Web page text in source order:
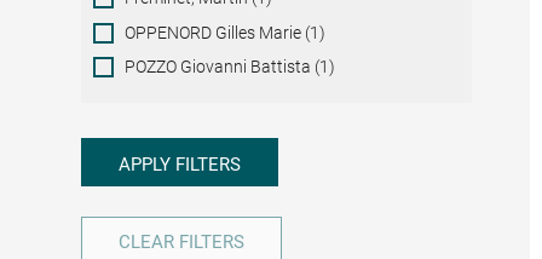
OPPENORD Gilles Marie (1)
POZZO Giovanni Battista (1)
APPLY FILTERS
CLEAR FILTERS